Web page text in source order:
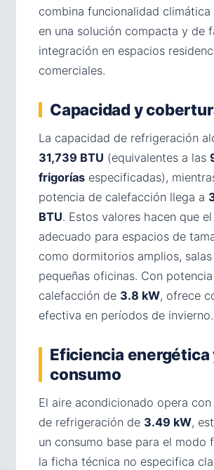
combina funcionalidad climática
en una solución compacta y de
integración en espacios
comerciales.
Capacidad y
La capacidad de refrigeración
31,739 BTU (equivalentes a las
frigorías especificadas),
potencia de calefacción llega a
BTU. Estos valores hacen que
adecuado para espacios de
como dormitorios amplios,
pequeñas oficinas. Con
calefacción de 3.8 kW, ofrece
efectiva en períodos de invierno.
Eficiencia energética
consumo
El aire acondicionado opera
de refrigeración de 3.49 kW,
un consumo base para el modo
la ficha técnica no especifica